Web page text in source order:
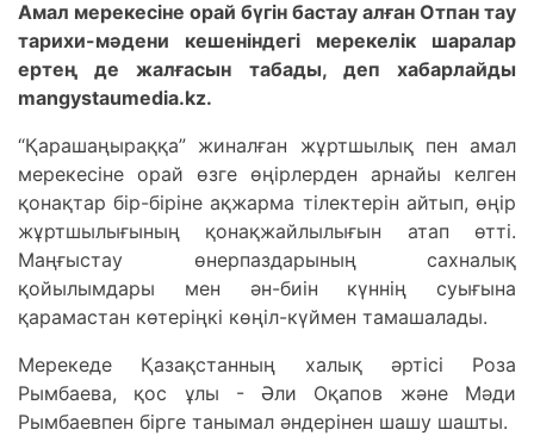
Амал мерекесіне орай бүгін бастау алған Отпан тау
тарихи-мәдени кешеніндегі мерекелік шаралар
ертең де жалғасын табады, деп хабарлайды
mangystaumedia.kz.
“Қарашаңыраққа” жиналған жұртшылық пен амал
мерекесіне орай өзге өңірлерден арнайы келген
қонақтар бір-біріне ақжарма тілектерін айтып, өңір
жұртшылығының қонақжайлылығын атап өтті.
Маңғыстау өнерпаздарының сахналық
қойылымдары мен ән-биін күннің суығына
қарамастан көтеріңкі көңіл-күймен тамашалады.
Мерекеде Қазақстанның халық әртісі Роза
Рымбаева, қос ұлы - Әли Оқапов және Мәди
Рымбаевпен бірге танымал әндерінен шашу шашты.